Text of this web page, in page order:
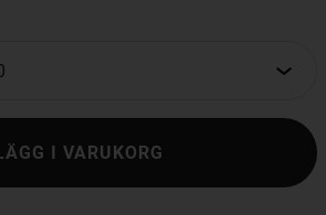
I VARUKORG